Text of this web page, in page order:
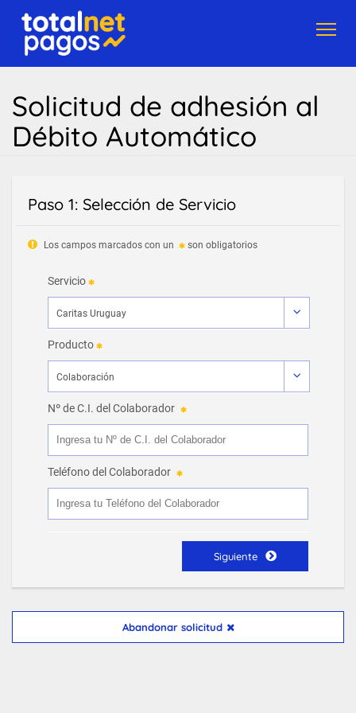
Solicitud de adhesión al
Débito Automático
Paso 1: Selección de Servicio
Los campos marcados con un son obligatorios
Servicio
Producto
Nº de C.I. del Colaborador
Teléfono del Colaborador
Siguiente
Abandonar solicitud